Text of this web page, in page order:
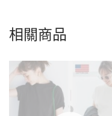
相關商品